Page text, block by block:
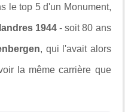
le top 5 d'un Monument,
1944- soit 80 ans
, qui l'avait alors
la même carrière que